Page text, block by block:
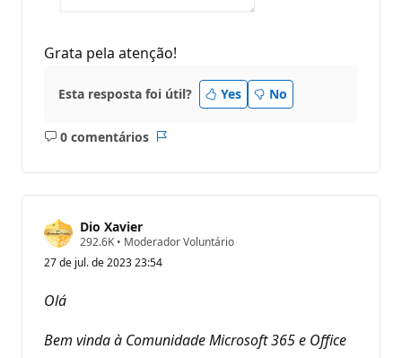
Grata pela atenção!
Esta resposta foi útil? Yes No
0 comentários
Sem
Dio Xavier
292.6K P
n
e
r
• Moderador Voluntário
27 de jul. de 2023 23:54
Olá
Bem vinda à Comunidade Microsoft 365 e Office